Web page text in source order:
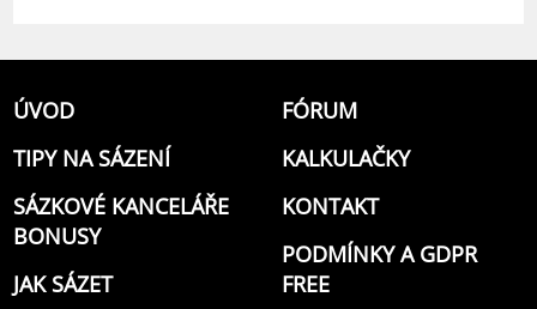
ÚVOD
TIPY NA SÁZENÍ
SÁZKOVÉ KANCELÁŘE
BONUSY
JAK SÁZET
FÓRUM
KALKULAČKY
KONTAKT
PODMÍNKY A GDPR
FREE